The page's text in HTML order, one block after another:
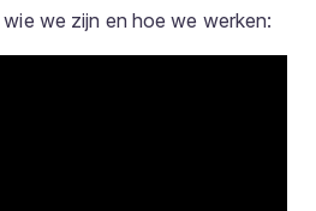
we zijn en hoe we werken: